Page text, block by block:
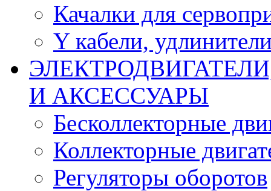
Качалки для
Y кабели,
И АКСЕССУАРЫ
Бесколлекторные
Коллекторные
Регуляторы оборотов